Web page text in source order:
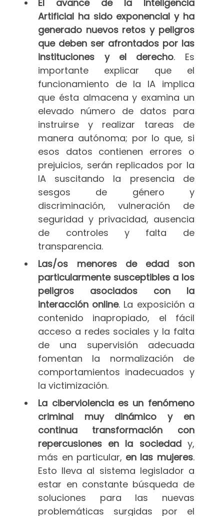
El avance de la Inteligencia
Artificial ha sido exponencial y ha
generado nuevos retos y peligros
que deben ser afrontados por las
instituciones y el derecho. Es
importante explicar que el
funcionamiento de la IA implica
que ésta almacena y examina un
elevado número de datos para
instruirse y realizar tareas de
manera autónoma; por lo que, si
esos datos contienen errores o
prejuicios, serán replicados por la
IA suscitando la presencia de
sesgos de género y
discriminación, vulneración de
seguridad y privacidad, ausencia
de controles y falta de
transparencia.
Las/os menores de edad son
particularmente susceptibles a los
peligros asociados con la
interacción online. La exposición a
contenido inapropiado, el fácil
acceso a redes sociales y la falta
de una supervisión adecuada
fomentan la normalización de
comportamientos inadecuados y
la victimización.
La ciberviolencia es un fenómeno
criminal muy dinámico y en
continua transformación con
repercusiones en la sociedady,
más en particular, en las mujeres.
Esto lleva al sistema legislador a
estar en constante búsqueda de
soluciones para las nuevas
problemáticas surgidas por el